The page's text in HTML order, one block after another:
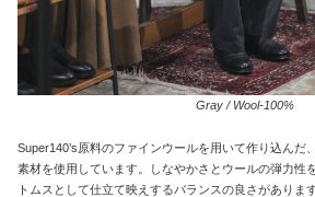
Gray / Wool-100%
Super140’s原料のファインウールを用いて作り込んだ
素材を使用しています。しなやかさとウールの弾力性
トムスとして仕立て映えするバランスの良さがありま